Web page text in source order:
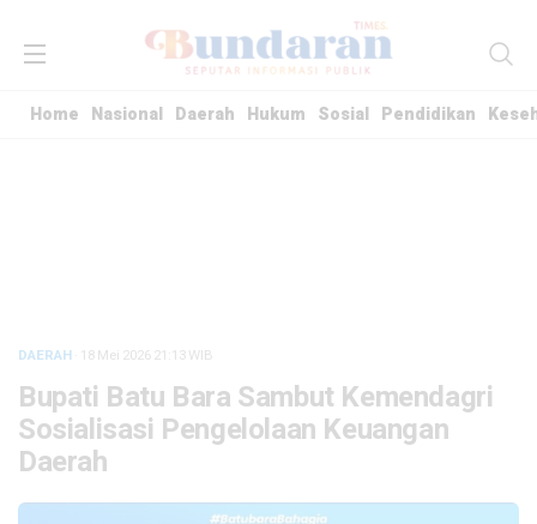
Home Nasional Daerah Hukum Sosial Pendidikan
DAERAH · 18 Mei 202621:13WIB
Bupati Batu Bara Sambut Kemendagri
Sosialisasi Pengelolaan Keuangan
Daerah